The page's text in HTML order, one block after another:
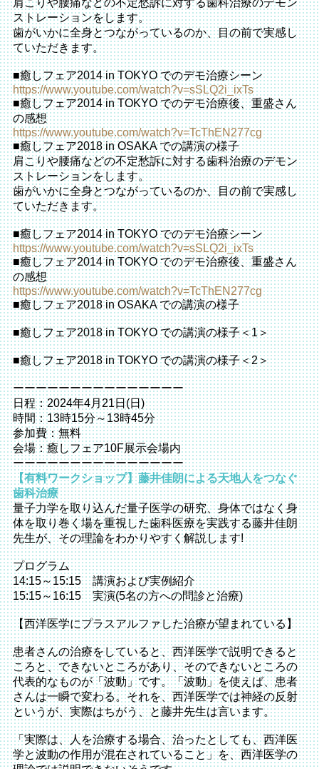
肩こりや腰痛などの不定愁訴に対する歯科治療のデモン
ストレーションをします。
歯がいかに全身とつながっているのか、目の前で実感し
ていただきます。
■癒しフェア2014 in TOKYO でのデモ治療シーン
https://www.youtube.com/watch?v=sSLQ2i_ixTs
■癒しフェア2014 in TOKYO でのデモ治療後、重盛さん
の感想
https://www.youtube.com/watch?v=TcThEN277cg
■癒しフェア2018 in OSAKA での講演の様子
肩こりや腰痛などの不定愁訴に対する歯科治療のデモン
ストレーションをします。
歯がいかに全身とつながっているのか、目の前で実感し
ていただきます。
■癒しフェア2014 in TOKYO でのデモ治療シーン
https://www.youtube.com/watch?v=sSLQ2i_ixTs
■癒しフェア2014 in TOKYO でのデモ治療後、重盛さん
の感想
https://www.youtube.com/watch?v=TcThEN277cg
■癒しフェア2018 in OSAKA での講演の様子
■癒しフェア2018 in TOKYO での講演の様子＜1＞
■癒しフェア2018 in TOKYO での講演の様子＜2＞
ーーーーーーーーーーーーーーー
日程：2024年4月21日(日)
時間：13時15分～13時45分
参加費：無料
会場：癒しフェア10F展示会場内
ーーーーーーーーーーーーーーー
【有料ワークショップ】藤井佳朗による天地人をつなぐ
歯科治療
量子力学を取り込んだ量子医学の研究、身体ではなく身
体を取り巻く場を重視した歯科医療を実践する藤井佳朗
先生が、その理論をわかりやすく解説します!
プログラム
14:15～15:15 講演および実例紹介
15:15～16:15 実演(5名の方への問診と治療)
【西洋医学にプラスアルファした治療が望まれている】
患者さんの治療をしていると、西洋医学で説明できると
ころと、できないところがあり、そのできないところの
代表的なものが「波動」です。「波動」を使えば、患者
さんは一瞬で変わる。それを、西洋医学では神経の反射
というが、実際はちがう、と藤井先生は言います。
「実際は、人を治療する場合、治ったとしても、西洋医
学と波動の作用が混在されていること」を、西洋医学の